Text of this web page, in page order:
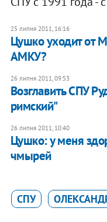
25 липня 2011, 16:16
Цушко уходит от
АМКУ?
26 липня 2011, 09:53
Возглавить СПУ
римский"
26 липня 2011, 10:40
Цушко: у меня
чмырей
СПУ